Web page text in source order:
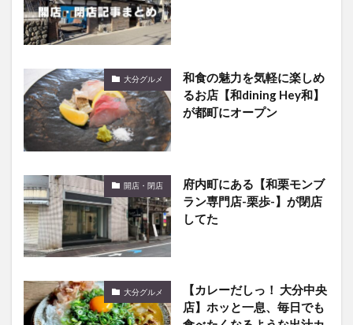
大分グルメ
和食の魅力を気軽に楽しめ
るお店【和dining Hey和】
が都町にオープン
開店・閉店
府内町にある【和栗モンブ
ラン専門店-栗歩-】が閉店
してた
大分グルメ
【カレーだしっ！ 大分中央
店】ホッと一息、毎日でも